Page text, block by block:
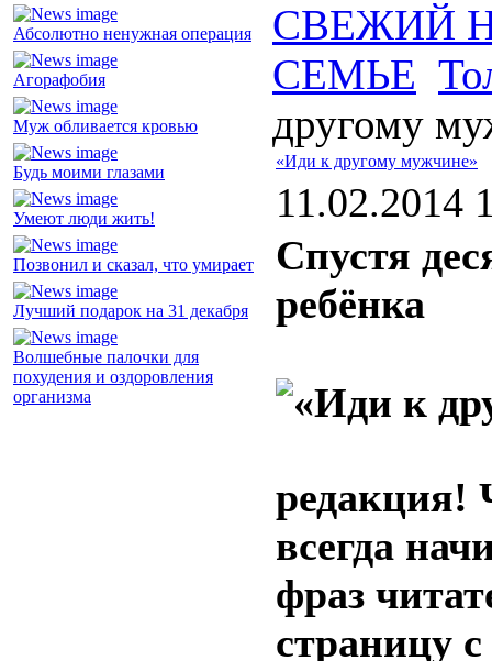
Абсолютно ненужная операция
Агорафобия
Муж обливается кровью
Будь моими глазами
Умеют люди жить!
Позвонил и сказал, что умирает
Лучший подарок на 31 декабря
Волшебные палочки для
похудения и оздоровления
организма
СВЕЖИЙ
СЕМЬЕ
другому
«Иди к другому мужчине»
11.02.2014
Спустя
ребёнка
редакция!
всегда
фраз
страницу